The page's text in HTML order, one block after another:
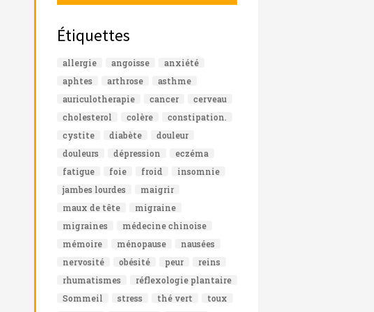
Étiquettes
allergie angoisse
anxiété
aphtes
arthrose
asthme
auriculotherapie
cancer
cerveau
cholesterol
colère
constipation.
cystite
diabète
douleur
douleurs
dépression
eczéma
fatigue
foie froid
insomnie
jambes lourdes
maigrir
maux de tête
migraine
migraines
médecine chinoise
mémoire
ménopause
nausées
nervosité
obésité peur
reins
rhumatismes
réflexologie plantaire
Sommeil
stress thé vert
toux